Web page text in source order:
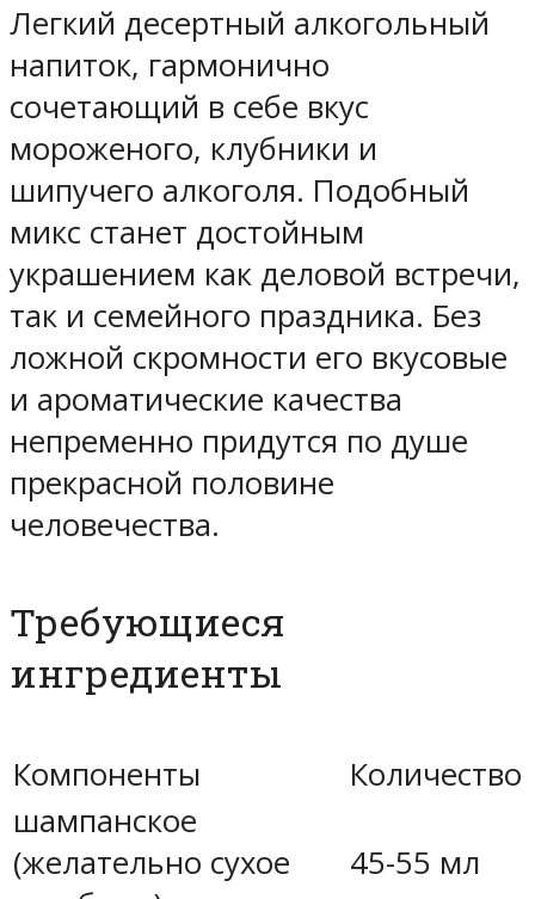
Легкий десертный алкогольный
напиток, гармонично
сочетающий в себе вкус
мороженого, клубники и
шипучего алкоголя. Подобный
микс станет достойным
украшением как деловой встречи,
так и семейного праздника. Без
ложной скромности его вкусовые
и ароматические качества
непременно придутся по душе
прекрасной половине
человечества.
Требующиеся
ингредиенты
Компоненты
Количество
шампанское
(желательно сухое
45-55 мл